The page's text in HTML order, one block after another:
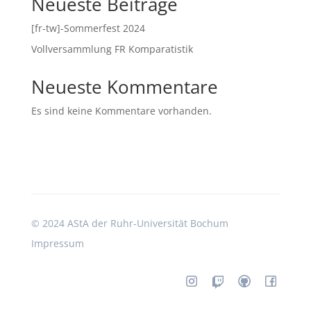
[fr-tw]-Sommerfest 2024
Vollversammlung FR Komparatistik
Neueste Kommentare
Es sind keine Kommentare vorhanden.
© 2024 AStA der Ruhr-Universität Bochum
Impressum